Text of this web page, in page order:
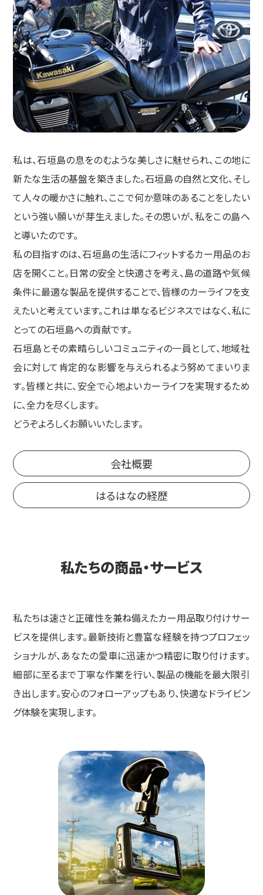
私は、石垣島の息をのむような美しさに魅せられ、この地に
新たな生活の基盤を築きました。石垣島の自然と文化、そし
て人々の暖かさに触れ、ここで何か意味のあることをしたい
という強い願いが芽生えました。その思いが、私をこの島へ
と導いたのです。
私の目指すのは、石垣島の生活にフィットするカー用品のお
店を開くこと。日常の安全と快適さを考え、島の道路や気候
条件に最適な製品を提供することで、皆様のカーライフを支
えたいと考えています。これは単なるビジネスではなく、私に
とっての石垣島への貢献です。
石垣島とその素晴らしいコミュニティの一員として、地域社
会に対して肯定的な影響を与えられるよう努めてまいりま
す。皆様と共に、安全で心地よいカーライフを実現するため
に、全力を尽くします。
どうぞよろしくお願いいたします。
会社概要
はるはなの経歴
私たちの商品・サービス
私たちは速さと正確性を兼ね備えたカー用品取り付けサー
ビスを提供します。最新技術と豊富な経験を持つプロフェッ
ショナルが、あなたの愛車に迅速かつ精密に取り付けます。
細部に至るまで丁寧な作業を行い、製品の機能を最大限引
き出します。安心のフォローアップもあり、快適なドライビン
グ体験を実現します。